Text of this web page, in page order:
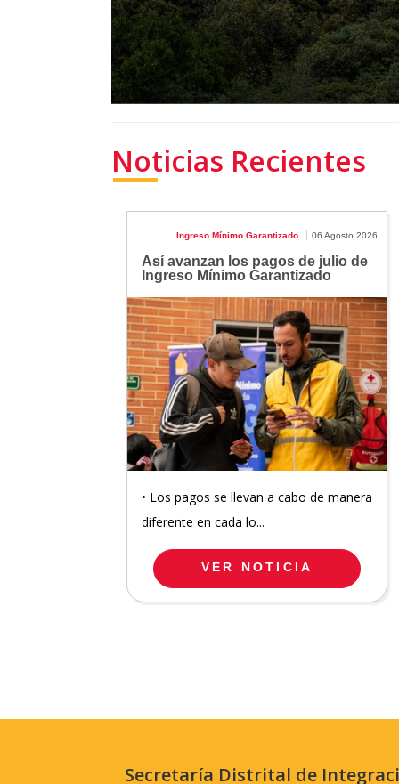
Noticias Recientes
Ingreso Mínimo Garantizado 06 Agosto 2026
Así avanzan los pagos de julio de
Ingreso Mínimo Garantizado
• Los pagos se llevan a cabo de manera
diferente en cada lo...
VER NOTICIA
Secretaría Distrital de